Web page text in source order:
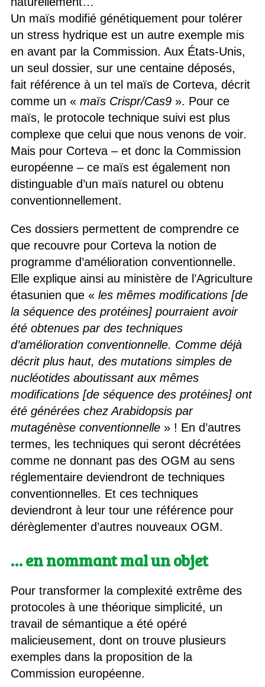
Un maïs modifié génétiquement pour tolérer
un stress hydrique est un autre exemple mis
en avant par la Commission. Aux États-Unis,
un seul dossier, sur une centaine déposés,
fait référence à un tel maïs de Corteva, décrit
comme un « maïs Crispr/Cas9». Pour ce
maïs, le protocole technique suivi est plus
complexe que celui que nous venons de voir.
Mais pour Corteva – et donc la Commission
européenne – ce maïs est également non
distinguable d’un maïs naturel ou obtenu
conventionnellement.
Ces dossiers permettent de comprendre ce
que recouvre pour Corteva la notion de
programme d’amélioration conventionnelle.
Elle explique ainsi au ministère de l’Agriculture
étasunien que « les mêmes modifications [de
la séquence des protéines] pourraient avoir
été obtenues par des techniques
d’amélioration conventionnelle. Comme déjà
décrit plus haut, des mutations simples de
nucléotides aboutissant aux mêmes
modifications [de séquence des protéines] ont
été générées chez Arabidopsis par
mutagénèse conventionnelle» ! En d’autres
termes, les techniques qui seront décrétées
comme ne donnant pas des OGM au sens
réglementaire deviendront de techniques
conventionnelles. Et ces techniques
deviendront à leur tour une référence pour
dérèglementer d’autres nouveaux OGM.
… en nommant mal un objet
Pour transformer la complexité extrême des
protocoles à une théorique simplicité, un
travail de sémantique a été opéré
malicieusement, dont on trouve plusieurs
exemples dans la proposition de la
Commission européenne.